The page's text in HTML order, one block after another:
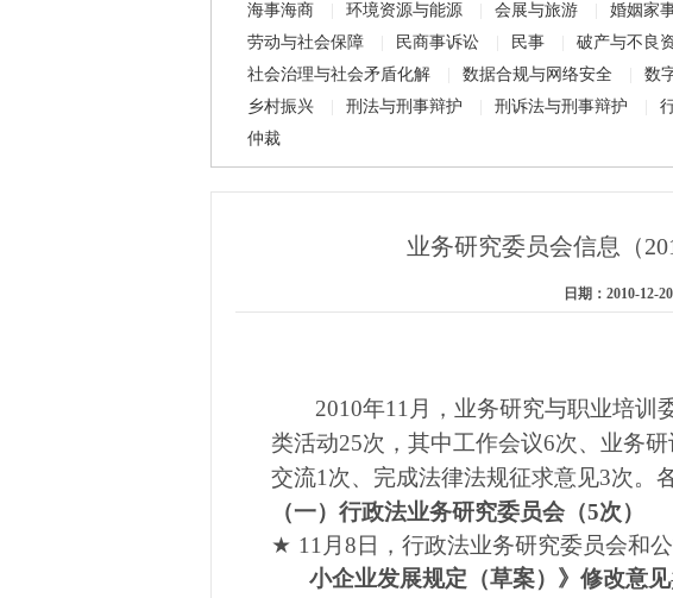
海事海商
环境资源与能源 会展与旅游 婚姻家
劳动与社会保障
民商事诉讼 民事 破产与不良
社会治理与社会矛盾化解
数据合规与网络安全 数
乡村振兴
刑法与刑事辩护 刑诉法与刑事辩护
仲裁
业务研究委员会信息（
日期：2010-12-
2010年11 月，业务研究与职业培训
类活动25次，其中工作会议6次、业务
交流1 次、完成法律法规征求意见3次。
（一）行政法业务研究委员会（5次）
★ 11 月 8 日，行政法业务研究委员会和
小企业发展规定（草案）》修改意见